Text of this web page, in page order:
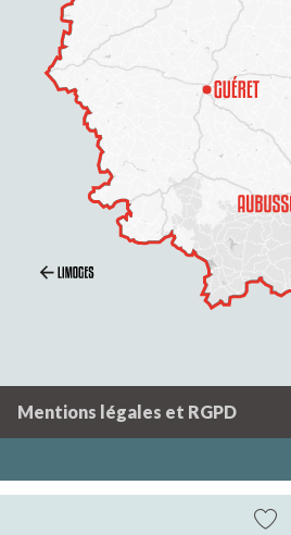
Mentions légales et RGPD